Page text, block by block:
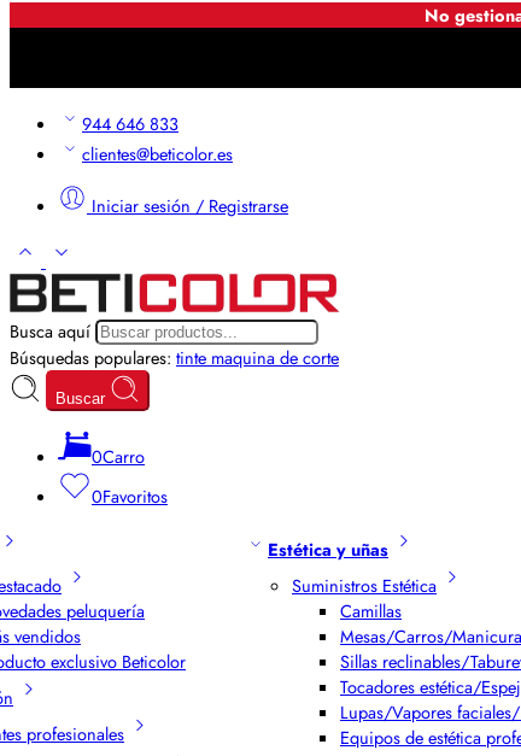
No
944 646 833
clientes@beticolor.es
Iniciar sesión / Registrarse
Busca aquí
Búsquedas populares: tinte maquina de corte
Buscar
0Carro
0Favoritos
peluquería
vendidos
exclusivo Beticolor
profesionales
Estética y uñas
Suministros Estética
Camillas
Mesas/Carros/
Sillas reclinables/
Tocadores estética/
Lupas/Vapores
Equipos de estética